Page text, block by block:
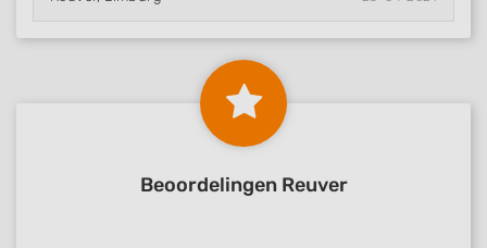
Beoordelingen Reuver